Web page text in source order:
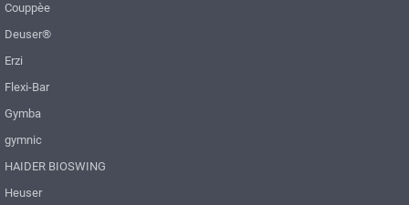
Couppèe
Deuser®
Erzi
Flexi-Bar
Gymba
gymnic
HAIDER BIOSWING
Heuser